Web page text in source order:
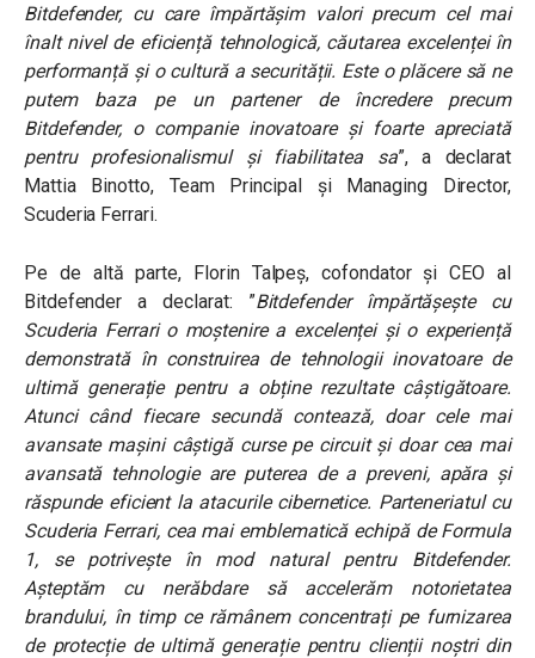
Bitdefender, cu care împărtășim valori precum cel mai
înalt nivel de eficiență tehnologică, căutarea excelenței în
performanță și o cultură a securității. Este o plăcere să ne
putem baza pe un partener de încredere precum
Bitdefender, o companie inovatoare și foarte apreciată
pentru profesionalismul și fiabilitatea sa”, a declarat
Mattia Binotto, Team Principal și Managing Director,
Scuderia Ferrari.
Pe de altă parte, Florin Talpeș, cofondator și CEO al
Bitdefender a declarat: ”Bitdefender împărtășește cu
Scuderia Ferrari o moștenire a excelenței și o experiență
demonstrată în construirea de tehnologii inovatoare de
ultimă generație pentru a obține rezultate câștigătoare.
Atunci când fiecare secundă contează, doar cele mai
avansate mașini câștigă curse pe circuit și doar cea mai
avansată tehnologie are puterea de a preveni, apăra și
răspunde eficient la atacurile cibernetice. Parteneriatul cu
Scuderia Ferrari, cea mai emblematică echipă de Formula
1, se potrivește în mod natural pentru Bitdefender.
Așteptăm cu nerăbdare să accelerăm notorietatea
brandului, în timp ce rămânem concentrați pe furnizarea
de protecție de ultimă generație pentru clienții noștri din